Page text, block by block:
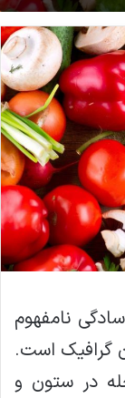
نامفهوم
گرافیک است.
در ستون و